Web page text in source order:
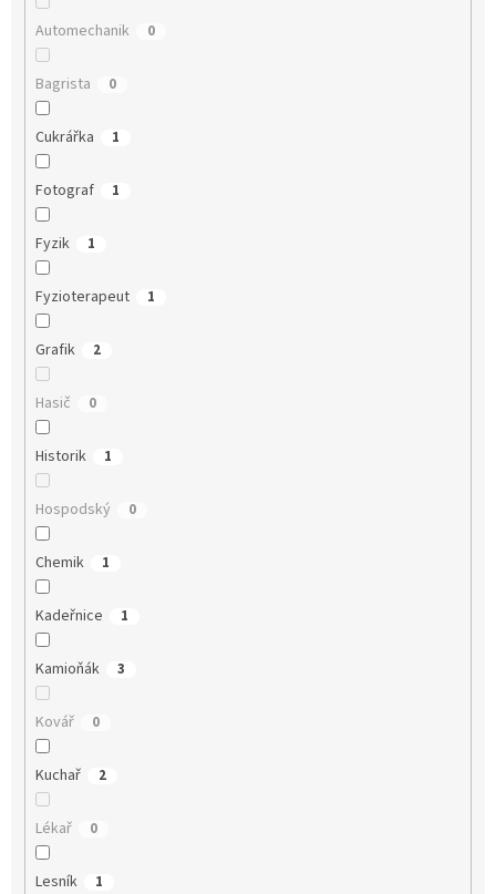
Automechanik 0
Bagrista 0
Cukrářka 1
Fotograf 1
Fyzik 1
Fyzioterapeut 1
Grafik 2
Hasič 0
Historik 1
Hospodský 0
Chemik 1
Kadeřnice 1
Kamioňák 3
Kovář 0
Kuchař 2
Lékař 0
Lesník 1